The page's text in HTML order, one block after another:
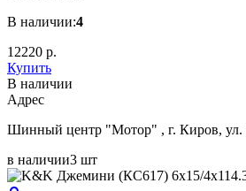
В наличии:4
12220 р.
Купить
В наличии
Aдрес
Шинный центр "Мотор" , г. Киров, ул.
в наличии3 шт